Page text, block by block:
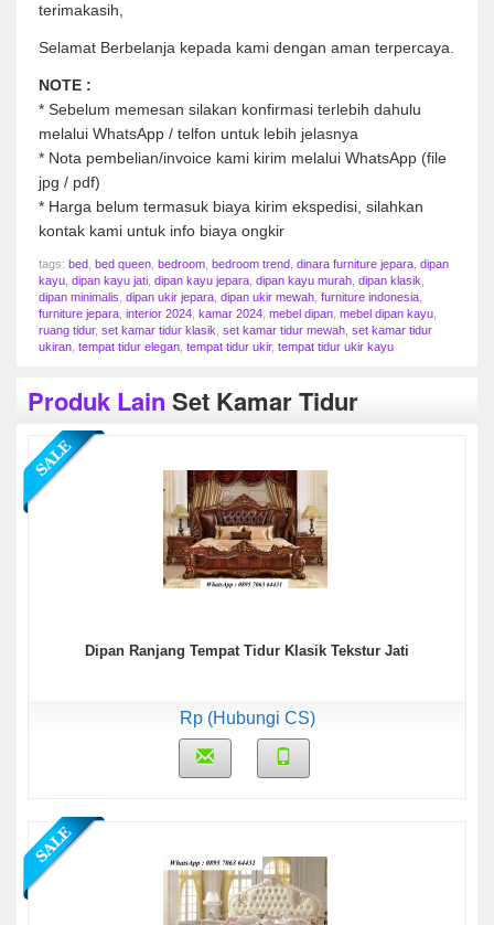
terimakasih,
Selamat Berbelanja kepada kami dengan aman terpercaya.
NOTE :
* Sebelum memesan silakan konfirmasi terlebih dahulu
melalui WhatsApp / telfon untuk lebih jelasnya
* Nota pembelian/invoice kami kirim melalui WhatsApp (file
jpg / pdf)
* Harga belum termasuk biaya kirim ekspedisi, silahkan
kontak kami untuk info biaya ongkir
tags: bed bed queen bedroom bedroom trend dinara furniture jepara dipan
kayu dipan kayu jati dipan kayu jepara dipan kayu murah dipan klasik
dipan minimalis dipan ukir jepara dipan ukir mewah furniture indonesia
furniture jepara interior 2024 kamar 2024 mebel dipan mebel dipan kayu
ruang tidur, set kamar tidur klasik set kamar tidur mewah set kamar tidur
ukiran tempat tidur elegan tempat tidur ukir, tempat tidur ukir kayu
Produk Lain Set Kamar Tidur
Dipan Ranjang Tempat Tidur Klasik Tekstur Jati
Rp (Hubungi CS)